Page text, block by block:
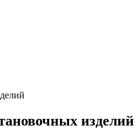
изделий